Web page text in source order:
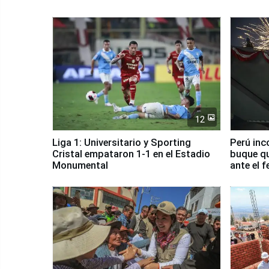
12
Liga 1: Universitario y Sporting
Cristal empataron 1-1 en el Estadio
Monumental
Perú
buque
ante el